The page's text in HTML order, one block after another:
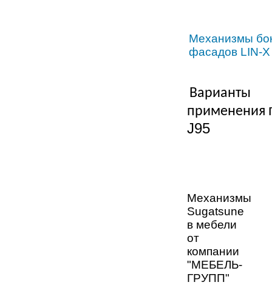
Механизмы
фасадов LIN-X
Варианты
применения
J95
Механизмы
Sugatsune
в мебели
от
компании
"МЕБЕЛЬ-
ГРУПП"